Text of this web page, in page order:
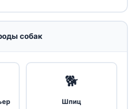
собак
🐕
Шпиц